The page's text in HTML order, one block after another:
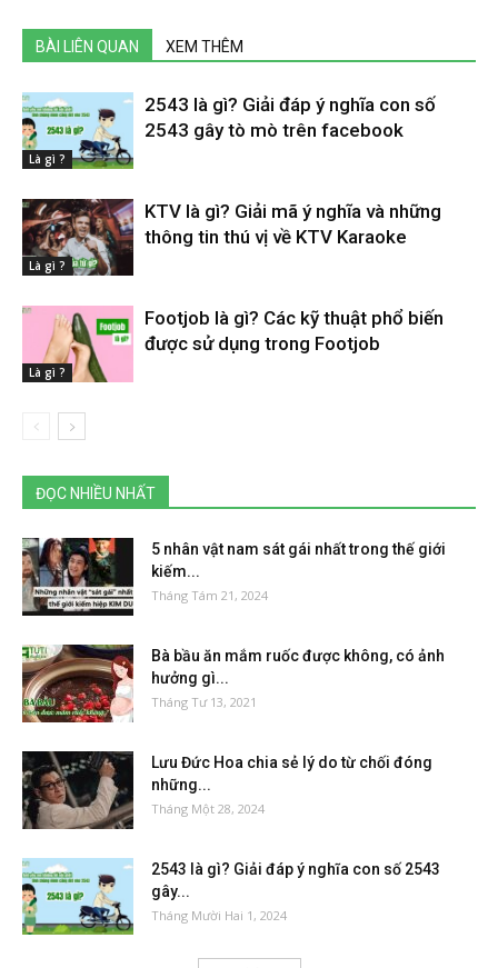
BÀI LIÊN QUAN XEM THÊM
Là gì ?
2543 là gì? Giải đáp ý nghĩa con số
2543 gây tò mò trên facebook
Là gì ?
KTV là gì? Giải mã ý nghĩa và những
thông tin thú vị về KTV Karaoke
Là gì ?
Footjob là gì? Các kỹ thuật phổ biến
được sử dụng trong Footjob
ĐỌC NHIỀU NHẤT
5 nhân vật nam sát gái nhất trong thế giới
kiếm...
Tháng Tám 21, 2024
Bà bầu ăn mắm ruốc được không, có ảnh
hưởng gì...
Tháng Tư 13, 2021
Lưu Đức Hoa chia sẻ lý do từ chối đóng
những...
Tháng Một 28, 2024
2543 là gì? Giải đáp ý nghĩa con số 2543
gây...
Tháng Mười Hai 1, 2024